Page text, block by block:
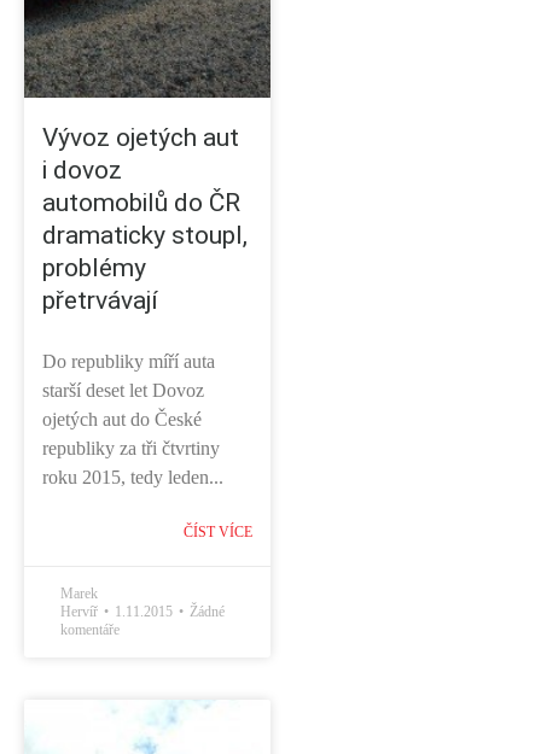
Vývoz ojetých aut
i dovoz
automobilů do ČR
dramaticky stoupl,
problémy
přetrvávají
Do republiky míří auta
starší deset let Dovoz
ojetých aut do České
republiky za tři čtvrtiny
roku 2015, tedy leden...
ČÍST VÍCE
Marek
Hervíř
1.11.2015
Žádné
komentáře